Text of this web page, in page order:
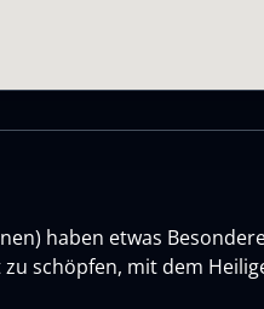
haben etwas
schöpfen, mit dem